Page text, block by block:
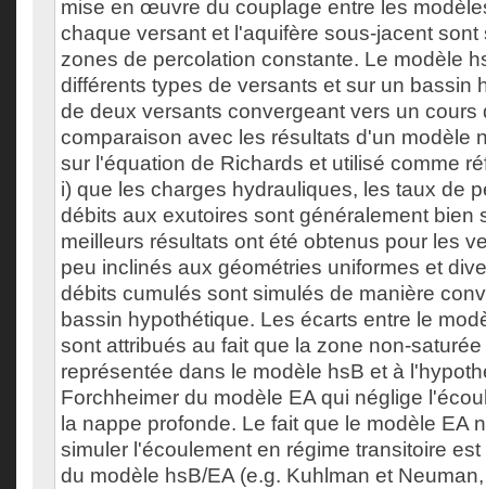
mise en œuvre du couplage entre les
chaque versant et l'aquifère sous-jacent
zones de percolation constante. Le modèle
différents types de versants et sur un bassin
de deux versants convergeant vers un cours
comparaison avec les résultats d'un modèle
sur l'équation de Richards et utilisé comme
i) que les charges hydrauliques, les taux de
débits aux exutoires sont généralement bien
meilleurs résultats ont été obtenus pour les
peu inclinés aux géométries uniformes et
débits cumulés sont simulés de manière
bassin hypothétique. Les écarts entre le
sont attribués au fait que la zone non-
représentée dans le modèle hsB et à
Forchheimer du modèle EA qui néglige
la nappe profonde. Le fait que le modèle EA
simuler l'écoulement en régime transitoire
du modèle hsB/EA (e.g. Kuhlman et